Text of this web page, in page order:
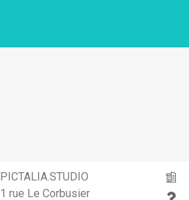
PICTALIA.STUDIO
1 rue Le Corbusier